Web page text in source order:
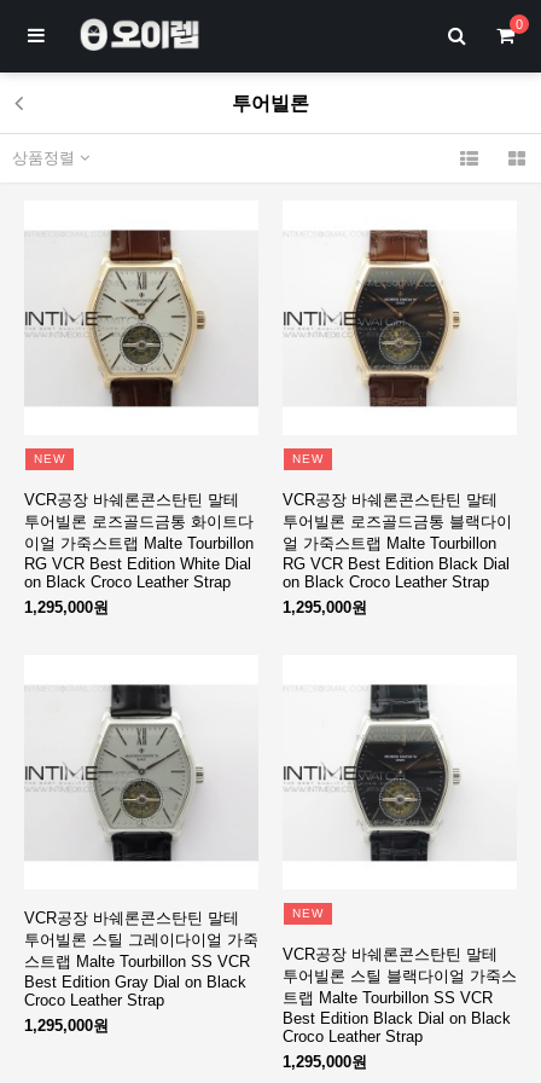
0
투어빌론
상품정렬
NEW
VCR공장 바쉐론콘스탄틴 말테
투어빌론 로즈골드금통 화이트다
이얼 가죽스트랩 Malte Tourbillon
RG VCR Best Edition White Dial
on Black Croco Leather Strap
1,295,000원
NEW
VCR공장 바쉐론콘스탄틴 말테
투어빌론 로즈골드금통 블랙다이
얼 가죽스트랩 Malte Tourbillon
RG VCR Best Edition Black Dial
on Black Croco Leather Strap
1,295,000원
VCR공장 바쉐론콘스탄틴 말테
투어빌론 스틸 그레이다이얼 가죽
스트랩 Malte Tourbillon SS VCR
Best Edition Gray Dial on Black
Croco Leather Strap
1,295,000원
NEW
VCR공장 바쉐론콘스탄틴 말테
투어빌론 스틸 블랙다이얼 가죽스
트랩 Malte Tourbillon SS VCR
Best Edition Black Dial on Black
Croco Leather Strap
1,295,000원